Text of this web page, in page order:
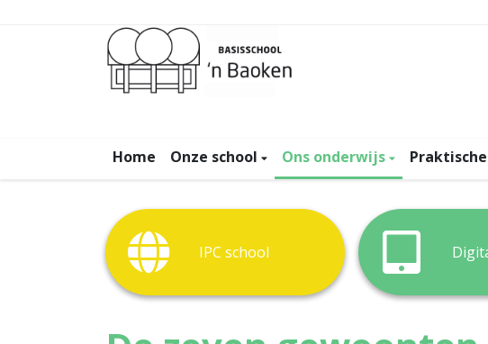
Home Onze school Ons onderwijs
IPC school